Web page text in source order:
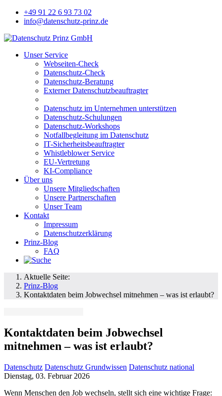
+49 91 22 6 93 73 02
info@datenschutz-prinz.de
Unser Service
Webseiten-Check
Datenschutz-Check
Datenschutz-Beratung
Externer Datenschutzbeauftragter
Datenschutz im Unternehmen unterstützen
Datenschutz-Schulungen
Datenschutz-Workshops
Notfallbegleitung im Datenschutz
IT-Sicherheitsbeauftragter
Whistleblower Service
EU-Vertretung
KI-Compliance
Über uns
Unsere Mitgliedschaften
Unsere Partnerschaften
Unser Team
Kontakt
Impressum
Datenschutzerklärung
Prinz-Blog
FAQ
Aktuelle Seite:
Prinz-Blog
Kontaktdaten beim Jobwechsel mitnehmen – was ist erlaubt?
Kontaktdaten beim Jobwechsel
mitnehmen – was ist erlaubt?
Datenschutz Datenschutz Grundwissen Datenschutz national
Dienstag, 03. Februar 2026
Wenn Menschen den Job wechseln, stellt sich eine wichtige Frage: